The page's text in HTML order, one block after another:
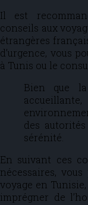
Il est
conseils aux
étrangères
d’urgence, vous
à Tunis ou le
Bien que
des
sérénité.
En suivant ces
nécessaires,
voyage en
imprégner de